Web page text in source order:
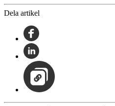
Dela artikel